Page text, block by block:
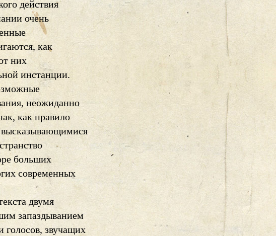
действия
очень
как
них
инстанции.
неожиданно
как правило
высказывающимися
больших
современных
двумя
запаздыванием
голосов, звучащих